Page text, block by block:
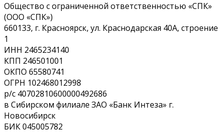
Общество с ограниченной ответственностью «СПК»
(ООО «СПК»)
660133, г. Красноярск, ул. Краснодарская 40А, строение
1
ИНН 2465234140
КПП 246501001
ОКПО 65580741
ОГРН 102468012998
р/с 40702810600000492686
в Сибирском филиале ЗАО «Банк Интеза» г.
Новосибирск
БИК 045005782